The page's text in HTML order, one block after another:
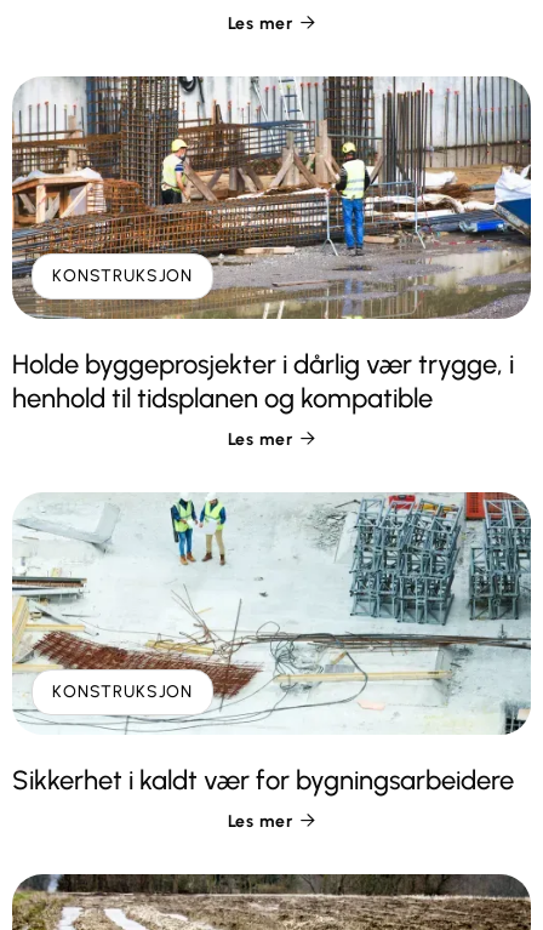
Les mer 
KONSTRUKSJON
Holde byggeprosjekter i dårlig vær trygge, i
henhold til tidsplanen og kompatible
Les mer 
KONSTRUKSJON
Sikkerhet i kaldt vær for bygningsarbeidere
Les mer 